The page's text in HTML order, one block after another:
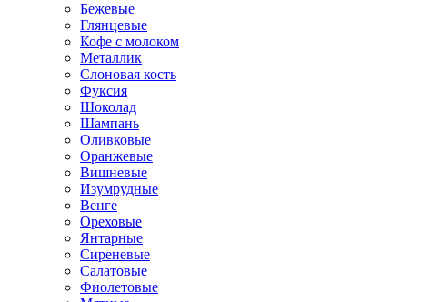
Бежевые
Глянцевые
Кофе с молоком
Металлик
Слоновая кость
Фуксия
Шоколад
Шампань
Оливковые
Оранжевые
Вишневые
Изумрудные
Венге
Ореховые
Янтарные
Сиреневые
Салатовые
Фиолетовые